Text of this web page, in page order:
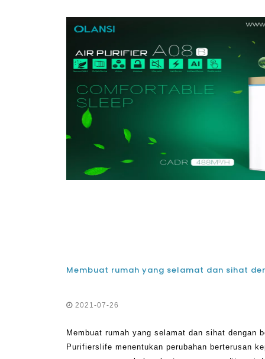
2021-07-26
Membuat rumah yang selamat dan sihat dengan
Purifierslife menentukan perubahan berterusan